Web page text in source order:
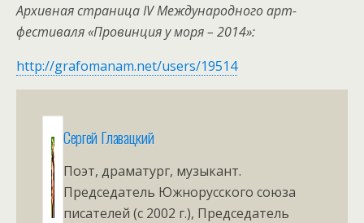
Архивная страница IVМеждународного арт-
фестиваля «Провинция у моря – 2014»:
http://grafomanam.net/users/19514
Сергей Главацкий
Поэт, драматург, музыкант.
Председатель Южнорусского союза
писателей (с 2002 г.), Председатель